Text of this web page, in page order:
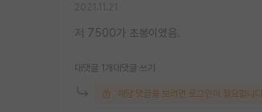
저 7500가 초봉이였음.
대댓글 1개 대댓글 쓰기
해당 댓글을 보려면 로그인이 필요합니